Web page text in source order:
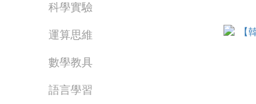
科學實驗
運算思維
數學教具
語言學習